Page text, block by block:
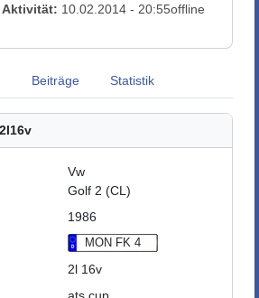
Aktivität: 10.02.2014 - 20:55offline
Beiträge Statistik
Vw
Golf 2 (CL)
1986
MON FK 4
2l 16v